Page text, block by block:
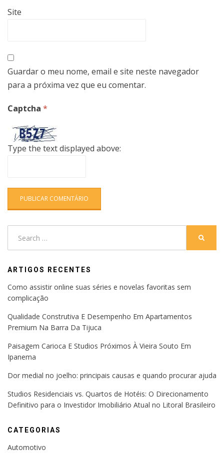
Site
Guardar o meu nome, email e site neste navegador
para a próxima vez que eu comentar.
Captcha *
Type the text displayed above:
ARTIGOS RECENTES
Como assistir online suas séries e novelas favoritas sem
complicação
Qualidade Construtiva E Desempenho Em Apartamentos
Premium Na Barra Da Tijuca
Paisagem Carioca E Studios Próximos À Vieira Souto Em
Ipanema
Dor medial no joelho: principais causas e quando procurar ajuda
Studios Residenciais vs. Quartos de Hotéis: O Direcionamento
Definitivo para o Investidor Imobiliário Atual no Litoral Brasileiro
CATEGORIAS
Automotivo